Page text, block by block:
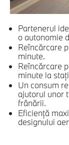
Partenerul
o autonomie
Reîncărcare
minute.
Reîncărcare
minute la
Un consum
ajutorul unor
frânării.
Eficienţă
designului